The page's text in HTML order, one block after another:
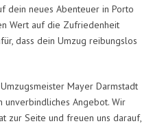
dein neues Abenteuer in Porto
Wert auf die Zufriedenheit
dass dein Umzug reibungslos
Mayer Darmstadt
unverbindliches Angebot. Wir
zur Seite und freuen uns darauf,